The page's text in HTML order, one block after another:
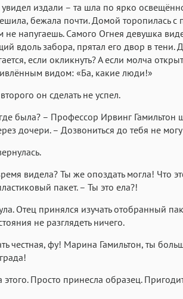
издали – та шла по ярко
бежала почти. Домой торопилась с
напугаешь. Самого Огнея девушка
вдоль забора, прятал его двор в тени.
если окликнуть? А если молча
видом: «Ба, какие люди!»
он сделать не успел.
была? – Профессор Ирвинг Гамильтон
дочери. – Дозвониться до тебя не
видела? Ты же опоздать могла! Что
пакет. – Ты это ела?!
Отец принялся изучать отобранный
не разглядеть ничего.
честная, фу! Марина Гамильтон, ты
этого. Просто принесла образец.